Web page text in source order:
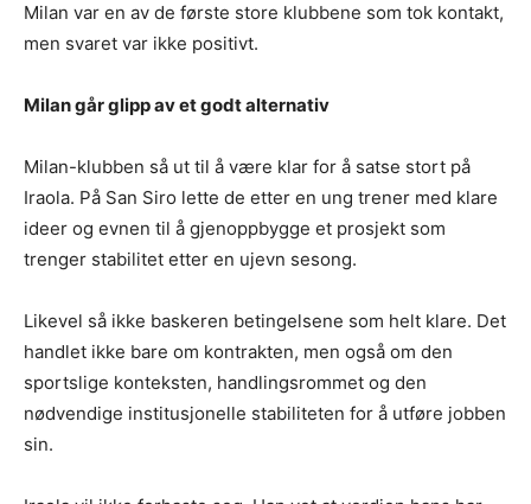
Milan var en av de første store klubbene som tok kontakt,
men svaret var ikke positivt.
Milan går glipp av et godt alternativ
Milan-klubben så ut til å være klar for å satse stort på
Iraola. På San Siro lette de etter en ung trener med klare
ideer og evnen til å gjenoppbygge et prosjekt som
trenger stabilitet etter en ujevn sesong.
Likevel så ikke baskeren betingelsene som helt klare. Det
handlet ikke bare om kontrakten, men også om den
sportslige konteksten, handlingsrommet og den
nødvendige institusjonelle stabiliteten for å utføre jobben
sin.